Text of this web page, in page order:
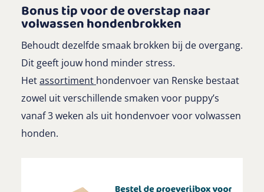
Bonus tip voor de overstap naar
volwassen hondenbrokken
Behoudt dezelfde smaak brokken bij de overgang.
Dit geeft jouw hond minder stress.
Hetassortiment hondenvoer van Renske bestaat
zowel uit verschillende smaken voor puppy’s
vanaf 3 weken als uit hondenvoer voor volwassen
honden.